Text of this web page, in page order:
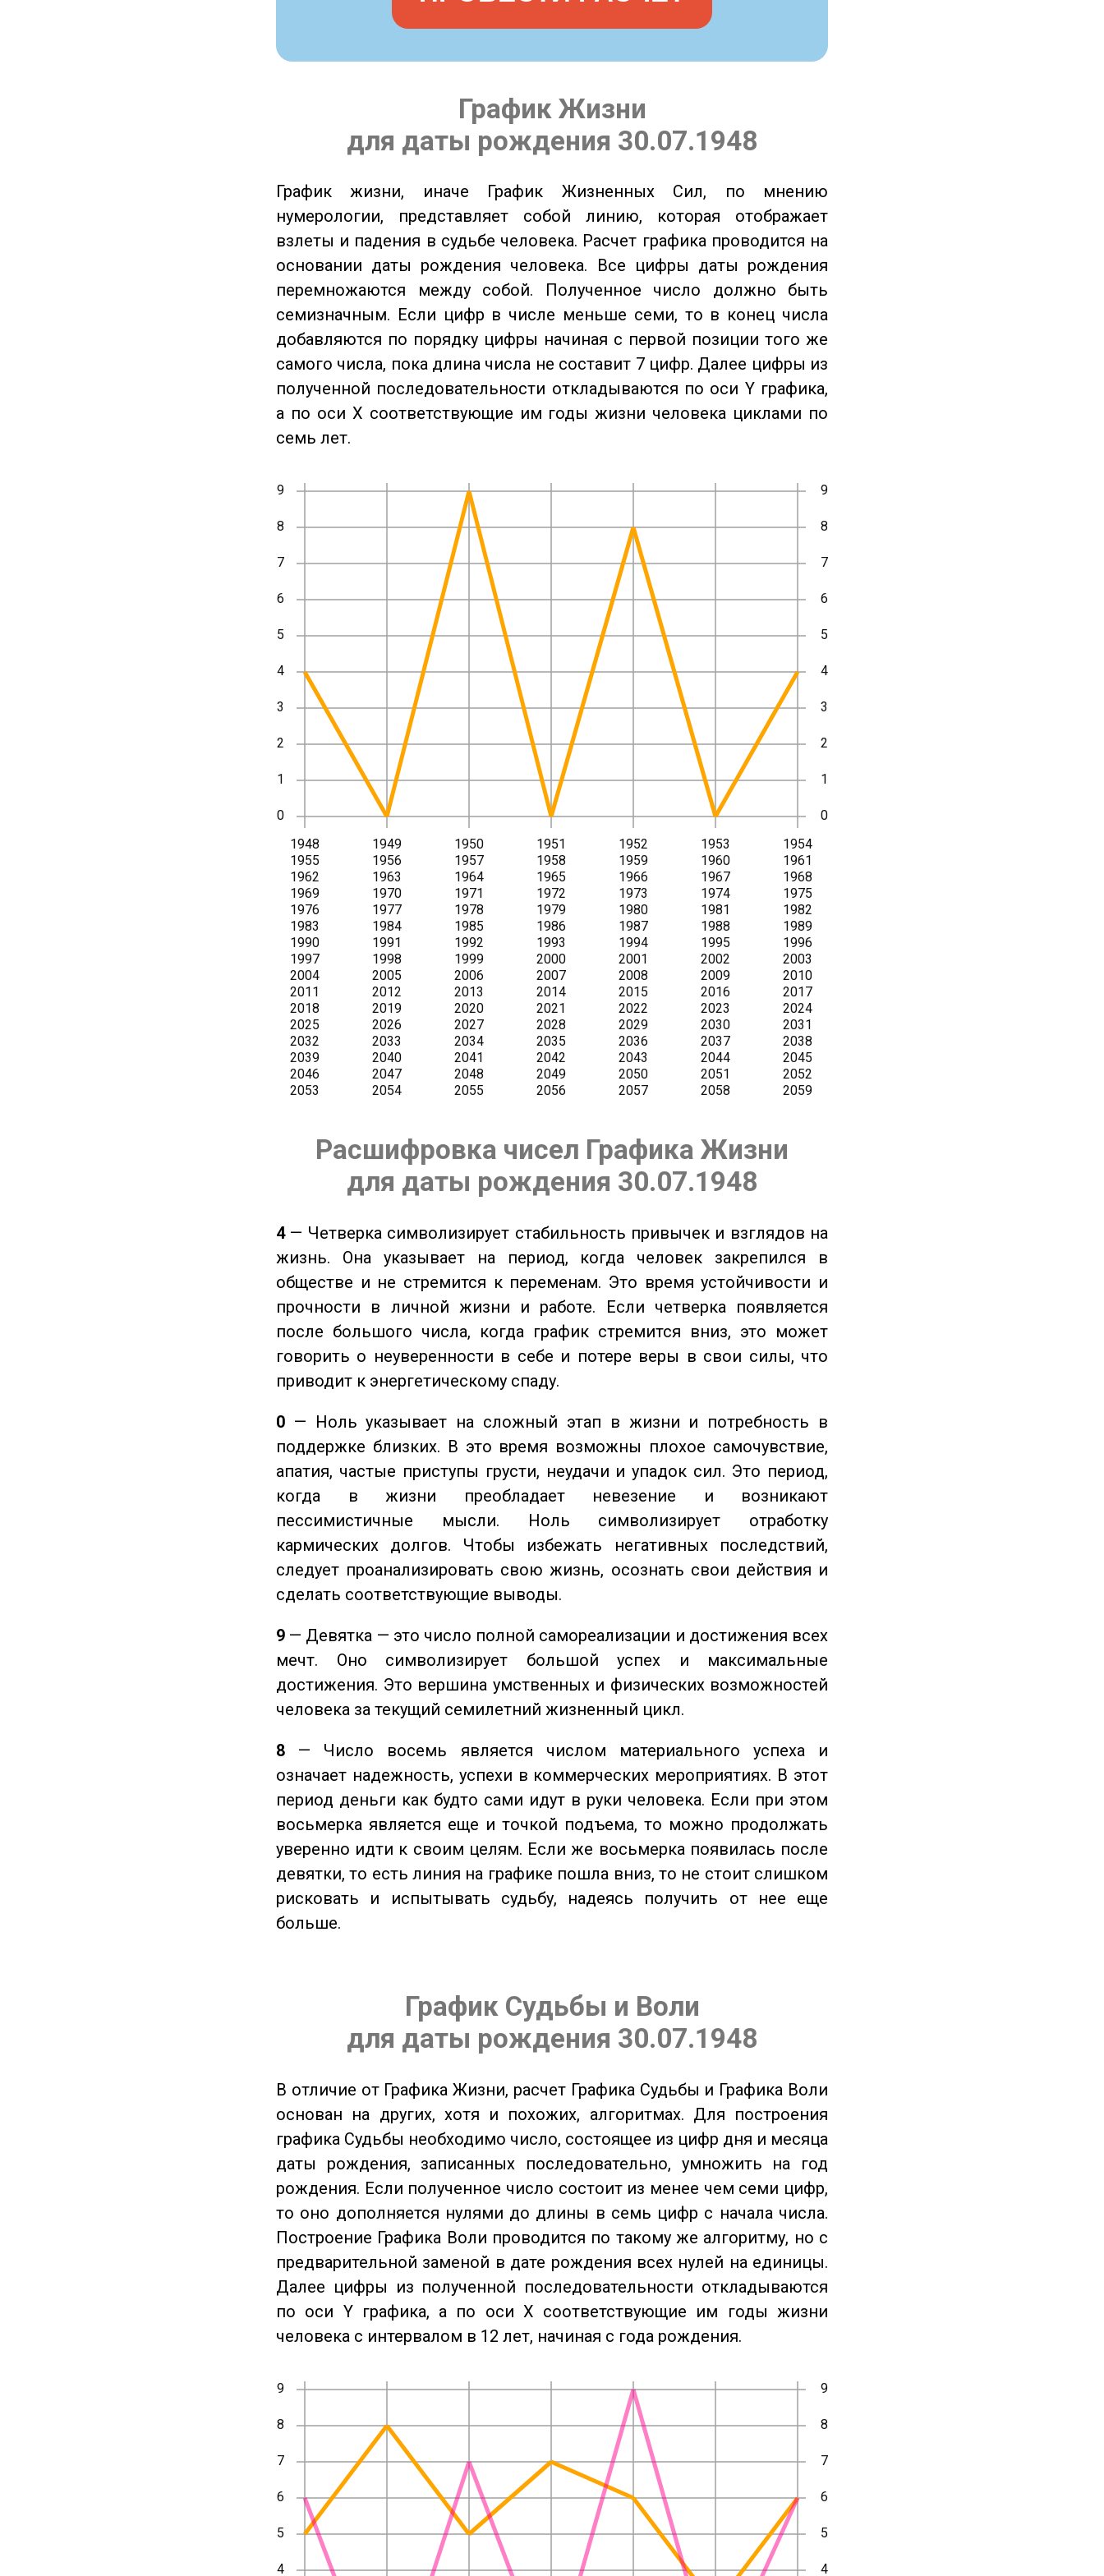
График Жизни
для даты рождения 30.07.1948
График жизни, иначе График Жизненных Сил, по мнению
нумерологии, представляет собой линию, которая отображает
взлеты и падения в судьбе человека. Расчет графика проводится на
основании даты рождения человека. Все цифры даты рождения
перемножаются между собой. Полученное число должно быть
семизначным. Если цифр в числе меньше семи, то в конец числа
добавляются по порядку цифры начиная с первой позиции того же
самого числа, пока длина числа не составит 7 цифр. Далее цифры из
полученной последовательности откладываются по оси Y графика,
а по оси X соответствующие им годы жизни человека циклами по
семь лет.
Расшифровка чисел Графика Жизни
для даты рождения 30.07.1948
4— Четверка символизирует стабильность привычек и взглядов на
жизнь. Она указывает на период, когда человек закрепился в
обществе и не стремится к переменам. Это время устойчивости и
прочности в личной жизни и работе. Если четверка появляется
после большого числа, когда график стремится вниз, это может
говорить о неуверенности в себе и потере веры в свои силы, что
приводит к энергетическому спаду.
0 — Ноль указывает на сложный этап в жизни и потребность в
поддержке близких. В это время возможны плохое самочувствие,
апатия, частые приступы грусти, неудачи и упадок сил. Это период,
когда в жизни преобладает невезение и возникают
пессимистичные мысли. Ноль символизирует отработку
кармических долгов. Чтобы избежать негативных последствий,
следует проанализировать свою жизнь, осознать свои действия и
сделать соответствующие выводы.
9 — Девятка — это число полной самореализации и достижения всех
мечт. Оно символизирует большой успех и максимальные
достижения. Это вершина умственных и физических возможностей
человека за текущий семилетний жизненный цикл.
8 — Число восемь является числом материального успеха и
означает надежность, успехи в коммерческих мероприятиях. В этот
период деньги как будто сами идут в руки человека. Если при этом
восьмерка является еще и точкой подъема, то можно продолжать
уверенно идти к своим целям. Если же восьмерка появилась после
девятки, то есть линия на графике пошла вниз, то не стоит слишком
рисковать и испытывать судьбу, надеясь получить от нее еще
больше.
График Судьбы и Воли
для даты рождения 30.07.1948
В отличие от Графика Жизни, расчет Графика Судьбы и Графика Воли
основан на других, хотя и похожих, алгоритмах. Для построения
графика Судьбы необходимо число, состоящее из цифр дня и месяца
даты рождения, записанных последовательно, умножить на год
рождения. Если полученное число состоит из менее чем семи цифр,
то оно дополняется нулями до длины в семь цифр с начала числа.
Построение Графика Воли проводится по такому же алгоритму, но с
предварительной заменой в дате рождения всех нулей на единицы.
Далее цифры из полученной последовательности откладываются
по оси Y графика, а по оси X соответствующие им годы жизни
человека с интервалом в 12 лет, начиная с года рождения.